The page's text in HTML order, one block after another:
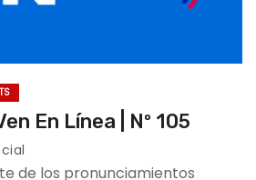
En Línea | Nº 105
de los pronunciamientos